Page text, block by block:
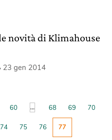
novità di Klimahouse
23 gen 2014
60 ... 68 69 70
74 75 76 77